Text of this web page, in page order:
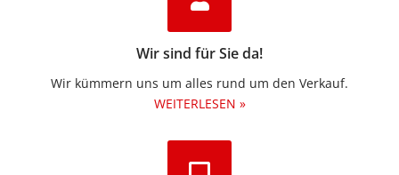
Wir sind für Sie da!
Wir kümmern uns um alles rund um den Verkauf.
WEITERLESEN »